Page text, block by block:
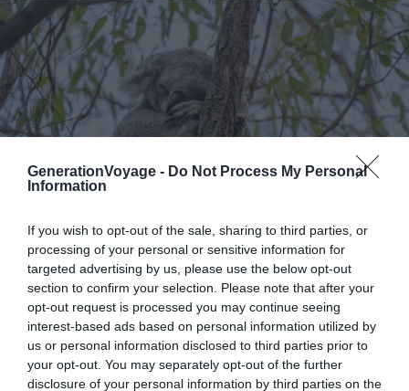
GenerationVoyage - Do Not Process My Personal
Information
If you wish to opt-out of the sale, sharing to third parties, or
processing of your personal or sensitive information for
targeted advertising by us, please use the below opt-out
section to confirm your selection. Please note that after your
opt-out request is processed you may continue seeing
interest-based ads based on personal information utilized by
us or personal information disclosed to third parties prior to
your opt-out. You may separately opt-out of the further
disclosure of your personal information by third parties on the
Shutterstock – James_Davies
Pourquoi nous l’avons sélectionné :Une riche faune
australienne, dont des koalas, prospère sur Magnetic
Island.